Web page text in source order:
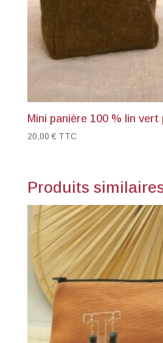
Mini panière 100 % lin
20,00€ TTC
Produits